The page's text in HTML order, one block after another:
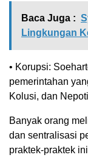
Baca Juga :
Lingkungan
• Korupsi:
pemerintahan
Kolusi, dan
Banyak orang
dan sentralisasi
praktek-praktek